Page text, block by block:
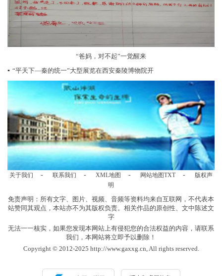
“爸妈，对不起”一觉醒来
▪ “平天下—秦的统一”大型展览在西安秦陵博物院开
关于我们 - 联系我们 - XML地图 - 网站地图TXT -
版权声
明
免责声明：所有文字、图片、视频、音频等资料均来自互联网，不代表本
站赞同其观点，本站亦不为其版权负责。相关作品的原创性、文中陈述文
字
无法一一核实，如果您发现本网站上有侵犯您的合法权益的内容，请联系
我们，本网站将立即予以删除！
Copyright © 2012-2025 http://www.gaxxg.cn, All rights reserved.